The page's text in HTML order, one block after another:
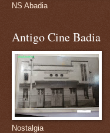
NS Abadia
Antigo Cine Badia
Nostalgia